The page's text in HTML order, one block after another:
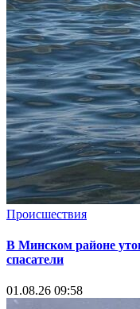
Происшествия
В Минском районе
спасатели
01.08.26 09:58